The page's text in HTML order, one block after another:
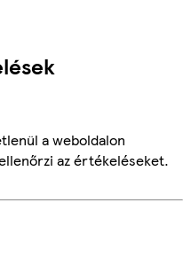
a weboldalon
az értékeléseket.